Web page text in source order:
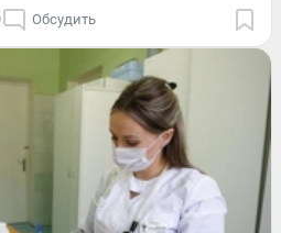
Обсудить